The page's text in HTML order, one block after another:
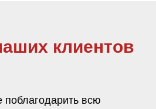
клиентов
поблагодарить всю